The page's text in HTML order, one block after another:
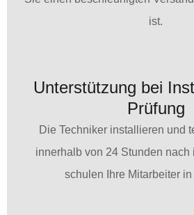
ist.
Unterstützung bei
Prüfung
Die Techniker installieren und
innerhalb von 24 Stunden nach
schulen Ihre Mitarbeiter